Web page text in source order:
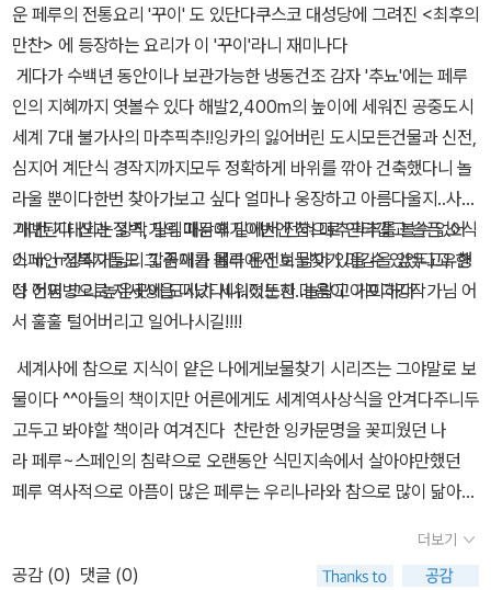
운 페루의 전통요리 '꾸이' 도 있단다쿠스코 대성당에 그려진 <최후의
만찬> 에 등장하는 요리가 이 '꾸이'라니 재미나다
게다가 수백년 동안이나 보관가능한 냉동건조 감자 '추뇨'에는 페루
인의 지혜까지 엿볼수 있다 해발2,400m의 높이에 세워진 공중도시
세계 7대 불가사의 마추픽추!!잉카의 잃어버린 도시모든건물과 신전,
심지어 계단식 경작지까지모두 정확하게 바위를 깎아 건축했다니 놀
라울 뿐이다한번 찾아가보고 싶다 얼마나 웅장하고 아름다울지..사뭇
기대된다 산과 절벽, 밀림때문에 밑에서 전혀 마추픽추를 볼수 없어
스페인 정복자들도 그 존재를 몰라 온전히 남아 있을 수 있었다고 한
다 어찌 그리 높은곳에 도시가 세워졌는지..놀랍고 기이하다
매번 기대되는 강작가의 마감후기이번엔 참으로 안타깝고 슬픈 소식
이 ㅠ.ㅠ강작가님의 깗꼵이가 페루에서 보물찾기 마감을 앞두고유형
성 전염병으로 저세상을 떠났다니..이또한 마음이 아프다강작가님 어
서 훌훌 털어버리고 일어나시길!!!!
세계사에 참으로 지식이 얕은 나에게보물찾기 시리즈는 그야말로 보
물이다 ^^아들의 책이지만 어른에게도 세계역사상식을 안겨다주니두
고두고 봐야할 책이라 여겨진다 찬란한 잉카문명을 꽃피웠던 나
라 페루~스페인의 침략으로 오랜동안 식민지속에서 살아야만했던
페루 역사적으로 아픔이 많은 페루는 우리나라와 참으로 많이 닮아
더보기
공감 (0) 댓글 (0)